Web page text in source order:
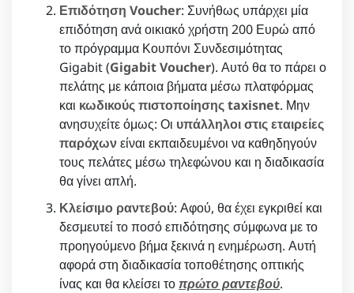
Επιδότηση Voucher: Συνήθως υπάρχει μία
επιδότηση ανά οικιακό χρήστη 200 Ευρώ από
το πρόγραμμα Κουπόνι Συνδεσιμότητας
Gigabit (Gigabit Voucher). Αυτό θα το πάρει ο
πελάτης με κάποια βήματα μέσω πλατφόρμας
και κωδικούς πιστοποίησης taxisnet. Μην
ανησυχείτε όμως: Οι υπάλληλοι στις εταιρείες
παρόχωνείναι εκπαιδευμένοι να καθηδηγούν
τους πελάτες μέσω τηλεφώνου και η διαδικασία
θα γίνει απλή.
Κλείσιμο ραντεβού: Αφού, θα έχει εγκριθεί και
δεσμευτεί το ποσό επιδότησης σύμφωνα με το
προηγούμενο βήμα ξεκινά η ενημέρωση. Αυτή
αφορά στη διαδικασία τοποθέτησης οπτικής
ίνας και θα κλείσει τοπρώτο ραντεβού.